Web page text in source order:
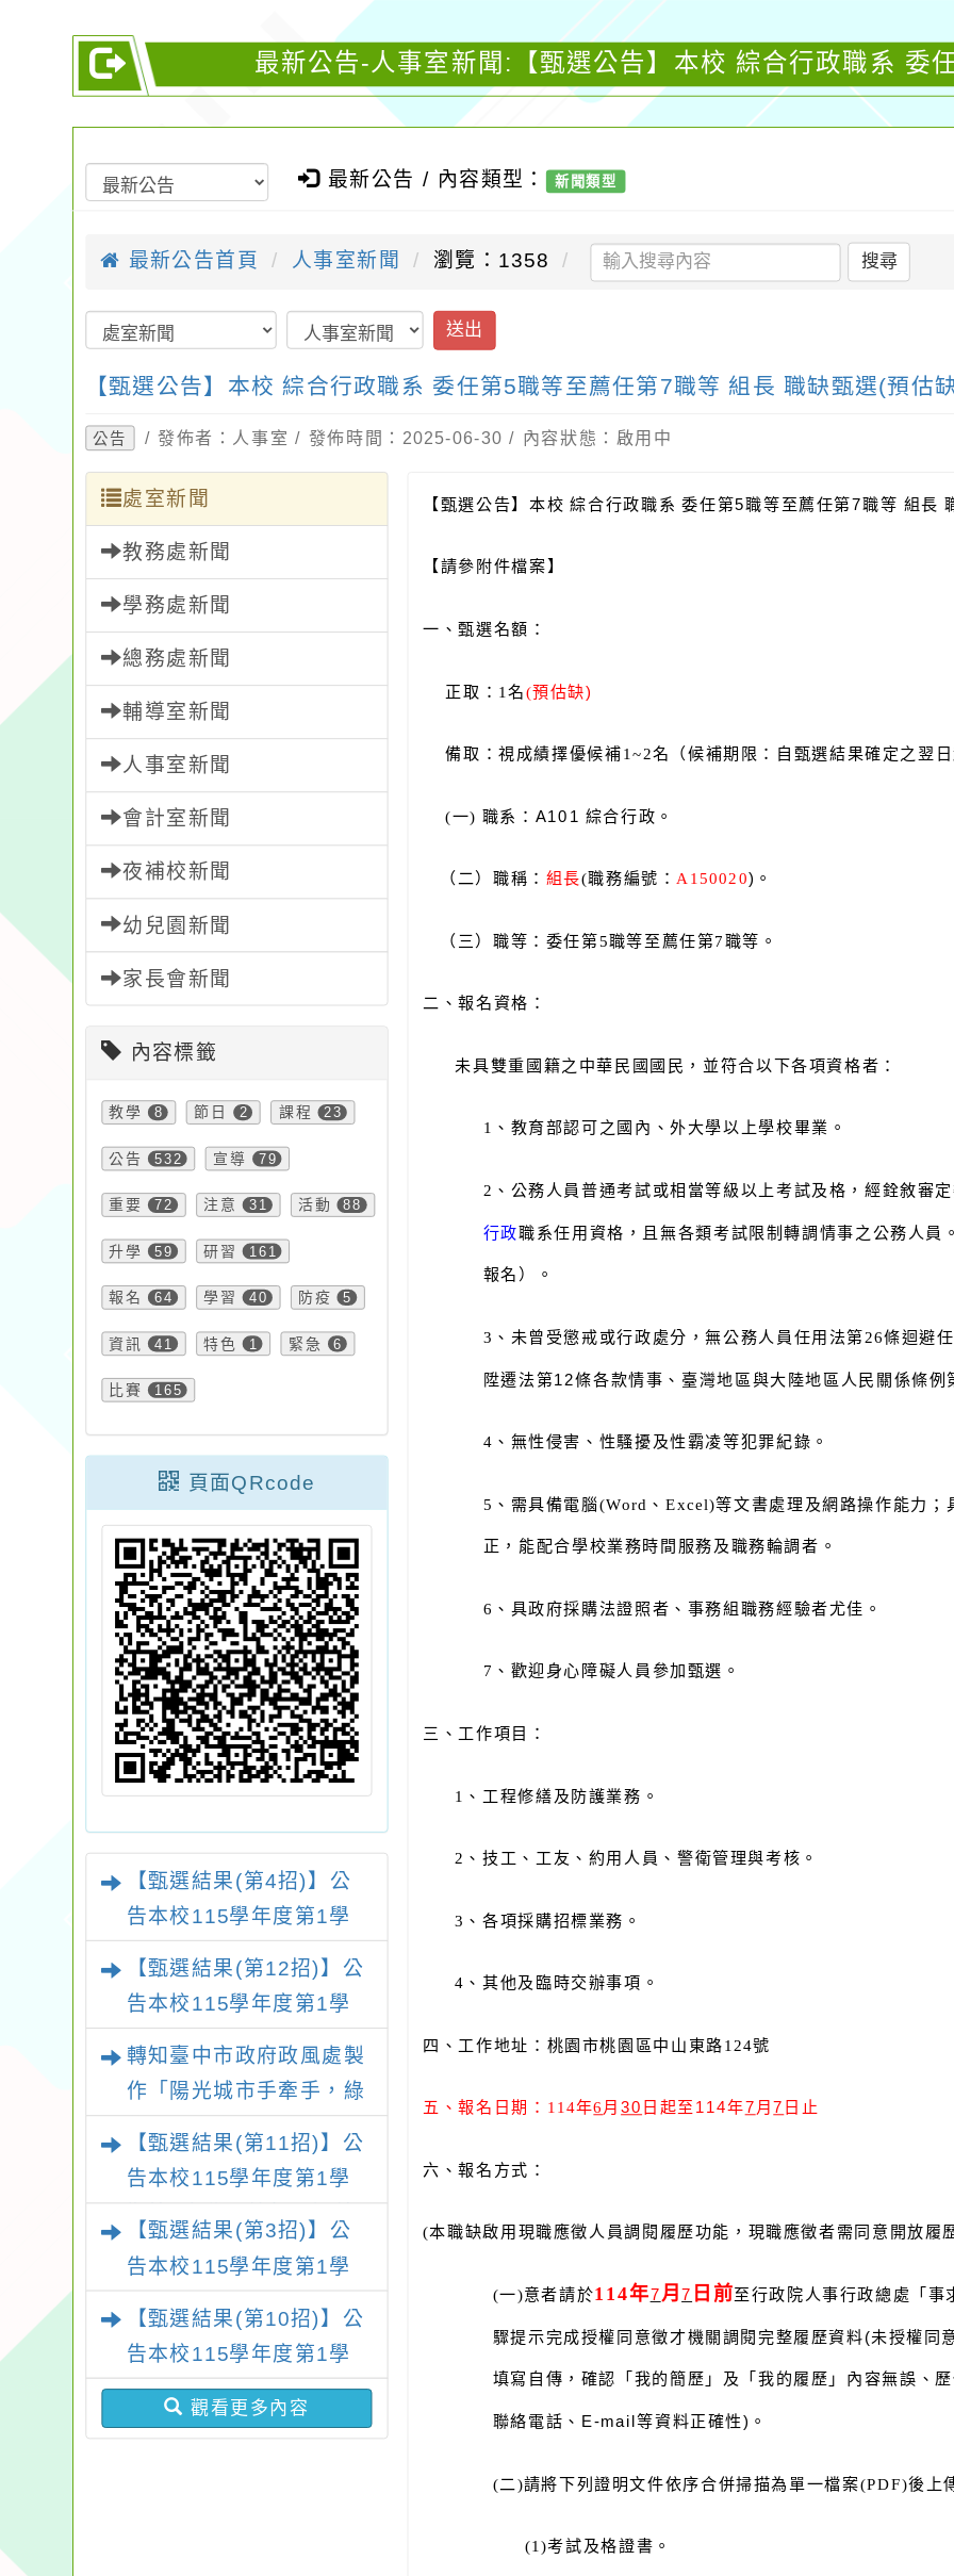
最新公告-人事室新聞:【甄選公告】本校 綜合行政職系 委
最新公告 / 內容類型： 新聞類型
最新公告首頁 人事室新聞 瀏覽：1358 搜尋
送出
【甄選公告】本校 綜合行政職系 委任第5職等至薦任第7職等 組長 職缺甄選(預估
公告 / 發佈者：人事室 / 發佈時間：2025-06-30 / 內容狀態：啟用中
處室新聞
教務處新聞
學務處新聞
總務處新聞
輔導室新聞
人事室新聞
會計室新聞
夜補校新聞
幼兒園新聞
家長會新聞
內容標籤
教學 8 節日 2 課程 23
公告 532 宣導 79
重要 72 注意 31 活動 88
升學 59 研習 161
報名 64 學習 40 防疫 5
資訊 41 特色 1 緊急 6
比賽 165
頁面QRcode
【甄選結果(第4招)】公
告本校115學年度第1學
【甄選結果(第12招)】公
告本校115學年度第1學
轉知臺中市政府政風處製
作「陽光城市手牽手，綠
【甄選結果(第11招)】公
告本校115學年度第1學
【甄選結果(第3招)】公
告本校115學年度第1學
【甄選結果(第10招)】公
告本校115學年度第1學
期第7次代理教師甄選結
果(第10招)
觀看更多內容
【甄選公告】本校 綜合行政職系 委任第5職等至薦任第7職等 組長
【請參附件檔案】
一、甄選名額：
正取：1名(預估缺)
備取：視成績擇優候補1~2名（候補期限：自甄選結果確定之翌
(一) 職系：A101 綜合行政。
（二）職稱： 組長(職務編號： A150020)。
（三）職等：委任第5職等至薦任第7職等。
二、報名資格：
未具雙重國籍之中華民國國民，並符合以下各項資格者：
1 、教育部認可之國內、外大學以上學校畢業。
2 、公務人員普通考試或相當等級以上考試及格，經銓敘審定
行政職系任用資格，且無各類考試限制轉調情事之公務人員
報名）。
3 、未曾受懲戒或行政處分，無公務人員任用法第26條迴避
陞遷法第12條各款情事、臺灣地區與大陸地區人民關係條例
4 、無性侵害、性騷擾及性霸凌等犯罪紀錄。
5 、需具備電腦(Word、Excel)等文書處理及網路操作能力；
正，能配合學校業務時間服務及職務輪調者。
6 、具政府採購法證照者、事務組職務經驗者尤佳。
7 、歡迎身心障礙人員參加甄選。
三、工作項目：
1 、工程修繕及防護業務。
2 、技工、工友、約用人員、警衛管理與考核。
3 、各項採購招標業務。
4 、其他及臨時交辦事項。
四、工作地址：桃園市桃園區中山東路124號
五、報名日期：114年6 月30 日起至114年7 月7 日止
六、報名方式：
(本職缺啟用現職應徵人員調閱履歷功能，現職應徵者需同意開放履
(一)意者請於114年7月7 日前至行政院人事行政總處「
驟提示完成授權同意徵才機關調閱完整履歷資料(未授權同
填寫自傳，確認「我的簡歷」及「我的履歷」內容無誤、
聯絡電話、E-mail等資料正確性)。
(二)請將下列證明文件依序合併掃描為單一檔案(PDF)後上
(1)考試及格證書。